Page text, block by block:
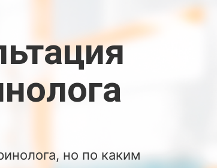
но по каким